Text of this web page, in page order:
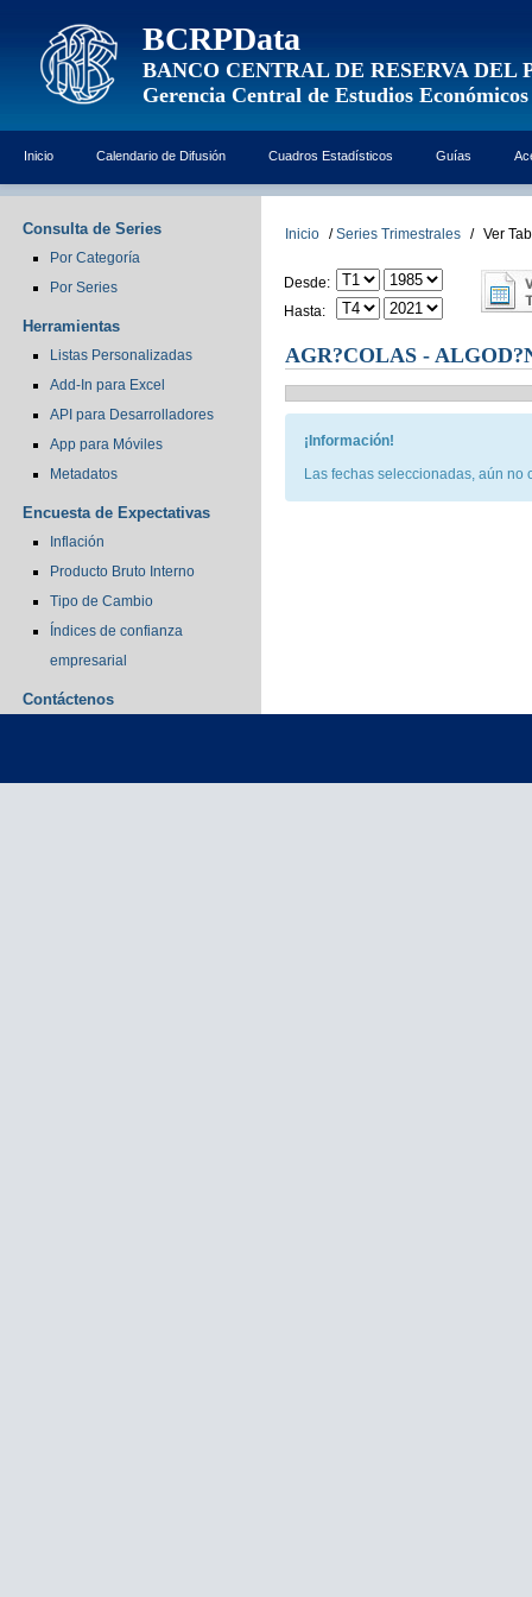
BCRPData
BANCO CENTRAL DE RESERVA DEL
Gerencia Central de Estudios Económicos
Inicio Calendario de Difusión Cuadros Estadísticos Guías
Consulta de Series
Por Categoría
Por Series
Herramientas
Listas Personalizadas
Add-In para Excel
API para Desarrolladores
App para Móviles
Metadatos
Encuesta de Expectativas
Inflación
Producto Bruto Interno
Tipo de Cambio
Índices de confianza
empresarial
Contáctenos
Inicio / Series Trimestrales / Ver
Desde:
Hasta:
AGR?COLAS -
¡Información!
Las fechas seleccionadas, aún no